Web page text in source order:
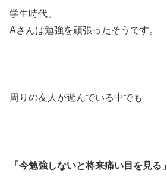
学生時代、
Aさんは勉強を頑張ったそうです。
周りの友人が遊んでいる中でも
「今勉強しないと将来痛い目を見る」